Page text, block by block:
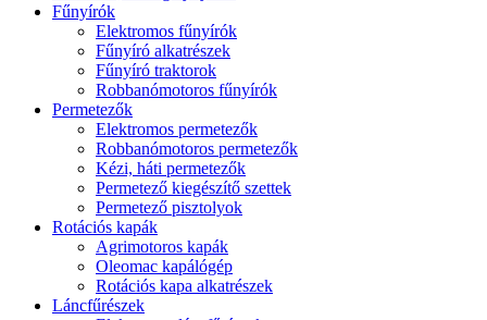
Fűnyírók
Elektromos fűnyírók
Fűnyíró alkatrészek
Fűnyíró traktorok
Robbanómotoros fűnyírók
Permetezők
Elektromos permetezők
Robbanómotoros permetezők
Kézi, háti permetezők
Permetező kiegészítő szettek
Permetező pisztolyok
Rotációs kapák
Agrimotoros kapák
Oleomac kapálógép
Rotációs kapa alkatrészek
Láncfűrészek